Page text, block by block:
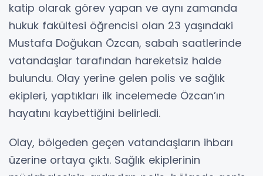
katip olarak görev yapan ve aynı zamanda
hukuk fakültesi öğrencisi olan 23 yaşındaki
Mustafa Doğukan Özcan, sabah saatlerinde
vatandaşlar tarafından hareketsiz halde
bulundu. Olay yerine gelen polis ve sağlık
ekipleri, yaptıkları ilk incelemede Özcan’ın
hayatını kaybettiğini belirledi.
Olay, bölgeden geçen vatandaşların ihbarı
üzerine ortaya çıktı. Sağlık ekiplerinin